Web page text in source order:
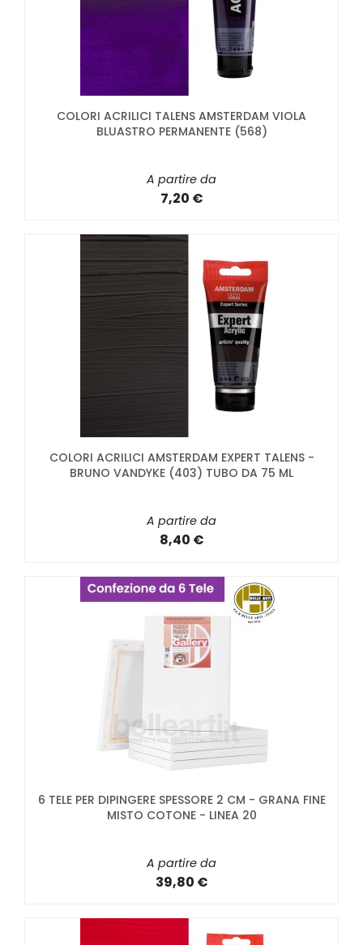
COLORI ACRILICI TALENS AMSTERDAM VIOLA
BLUASTRO PERMANENTE (568)
A partire da
7,20 €
COLORI ACRILICI AMSTERDAM EXPERT TALENS -
BRUNO VANDYKE (403) TUBO DA 75 ML
A partire da
8,40 €
6 TELE PER DIPINGERE SPESSORE 2 CM - GRANA FINE
MISTO COTONE - LINEA 20
A partire da
39,80 €